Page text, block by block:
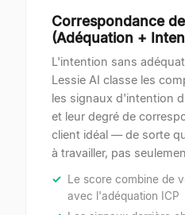
Correspondance
(Adéquation +
L'intention sans
Lessie AI classe les
les signaux d'intention
et leur degré de
client idéal — de sorte
à travailler, pas
Le score combine de
avec l'adéquation ICP